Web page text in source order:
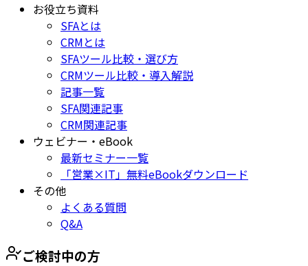
お役立ち資料
SFAとは
CRMとは
SFAツール比較・選び方
CRMツール比較・導入解説
記事一覧
SFA関連記事
CRM関連記事
ウェビナー・eBook
最新セミナー一覧
「営業×IT」無料eBookダウンロード
その他
よくある質問
Q&A
ご検討中の方